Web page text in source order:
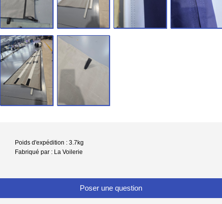
Poids d'expédition : 3.7kg
Fabriqué par : La Voilerie
Poser une question